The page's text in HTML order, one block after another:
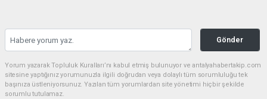
Gönder
Yorum yazarak Topluluk Kuralları’nı kabul etmiş bulunuyor ve antalyahabertakip.com
sitesine yaptığınız yorumunuzla ilgili doğrudan veya dolaylı tüm sorumluluğu tek
başınıza üstleniyorsunuz. Yazılan tüm yorumlardan site yönetimi hiçbir şekilde
sorumlu tutulamaz.